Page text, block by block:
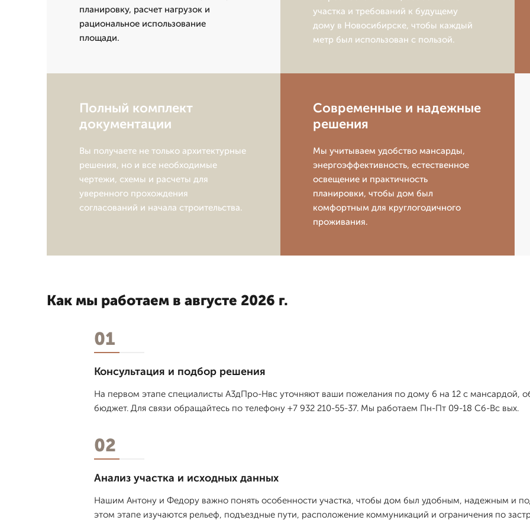
планировку, расчет нагрузок и
рациональное использование
площади.
участка и требований к будущему
дому в Новосибирске, чтобы каждый
метр был использован с пользой.
Полный комплект
документации
Вы получаете не только архитектурные
решения, но и все необходимые
чертежи, схемы и расчеты для
уверенного прохождения
согласований и начала строительства.
Современные и надежные
решения
Мы учитываем удобство мансарды,
энергоэффективность, естественное
освещение и практичность
планировки, чтобы дом был
комфортным для круглогодичного
проживания.
Как мы работаем в августе 2026 г.
01
Консультация и подбор решения
На первом этапе специалисты А3дПро-Нвс уточняют ваши пожелания по дому 6 на 12 с мансардой,
бюджет. Для связи обращайтесь по телефону +7 932 210-55-37. Мы работаем Пн-Пт 09-18 Сб-Вс вых.
02
Анализ участка и исходных данных
Нашим Антону и Федору важно понять особенности участка, чтобы дом был удобным, надежным и
этом этапе изучаются рельеф, подъездные пути, расположение коммуникаций и ограничения по